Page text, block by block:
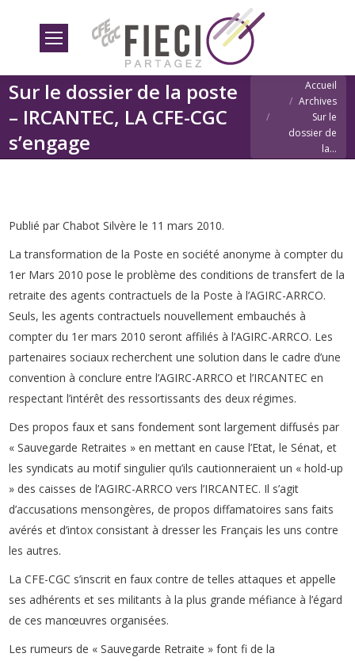
Sur le dossier de la poste
– IRCANTEC, LA CFE-CGC
s’engage
Vous êtes iciAccueil
Archives
Sur le
dossier de
la…
Publié par Chabot Silvère le 11 mars 2010.
La transformation de la Poste en société anonyme à compter du
1er Mars 2010 pose le problème des conditions de transfert de la
retraite des agents contractuels de la Poste à l’AGIRC-ARRCO.
Seuls, les agents contractuels nouvellement embauchés à
compter du 1er mars 2010 seront affiliés à l’AGIRC-ARRCO. Les
partenaires sociaux recherchent une solution dans le cadre d’une
convention à conclure entre l’AGIRC-ARRCO et l’IRCANTEC en
respectant l’intérêt des ressortissants des deux régimes.
Des propos faux et sans fondement sont largement diffusés par
« Sauvegarde Retraites » en mettant en cause l’Etat, le Sénat, et
les syndicats au motif singulier qu’ils cautionneraient un « hold-up
» des caisses de l’AGIRC-ARRCO vers l’IRCANTEC. Il s’agit
d’accusations mensongères, de propos diffamatoires sans faits
avérés et d’intox consistant à dresser les Français les uns contre
les autres.
La CFE-CGC s’inscrit en faux contre de telles attaques et appelle
ses adhérents et ses militants à la plus grande méfiance à l’égard
de ces manœuvres organisées.
Les rumeurs de « Sauvegarde Retraite » font fi de la